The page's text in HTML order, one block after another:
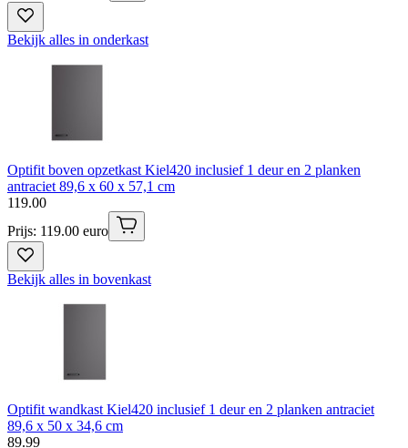
Bekijk alles in onderkast
Optifit boven opzetkast Kiel420 inclusief 1 deur en 2 planken
antraciet 89,6 x 60 x 57,1 cm
119.00
Prijs: 119.00 euro
Bekijk alles in bovenkast
Optifit wandkast Kiel420 inclusief 1 deur en 2 planken antraciet
89,6 x 50 x 34,6 cm
89.99